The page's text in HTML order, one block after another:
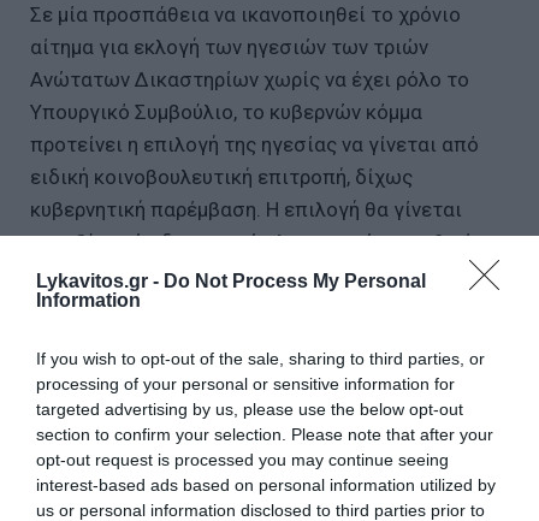
Lykavitos.gr - Do Not Process My Personal
Information
If you wish to opt-out of the sale, sharing to third parties, or
processing of your personal or sensitive information for
targeted advertising by us, please use the below opt-out
section to confirm your selection. Please note that after your
opt-out request is processed you may continue seeing
interest-based ads based on personal information utilized by
us or personal information disclosed to third parties prior to
Σε μία προσπάθεια να ικανοποιηθεί το χρόνιο
αίτημα για εκλογή των ηγεσιών των τριών
Ανώτατων Δικαστηρίων χωρίς να έχει ρόλο το
Υπουργικό Συμβούλιο, το κυβερνών κόμμα
προτείνει η επιλογή της ηγεσίας να γίνεται από
ειδική κοινοβουλευτική επιτροπή, δίχως
κυβερνητική παρέμβαση. Η επιλογή θα γίνεται
μεταξύ τριών δικαστικών λειτουργών που θα έχει
επιλέξει η Ολομέλεια του εκάστοτε Ανώτατου
Δικαστηρίου. Ενώ σήμερα για κάθε ανώτατο
ευρύτατη δικαστική ευχέρεια για να επιλέξει
μεταξύ δεκάδων δικαστών που πληρούν τα
απαιτούμενα τυπικά προσόντα, πλέον η αρμόδια
Επιτροπή της Βουλής θα επιλέγει δεσμευτικά τον
έναν από τους τρεις δικαστικούς λειτουργούς που